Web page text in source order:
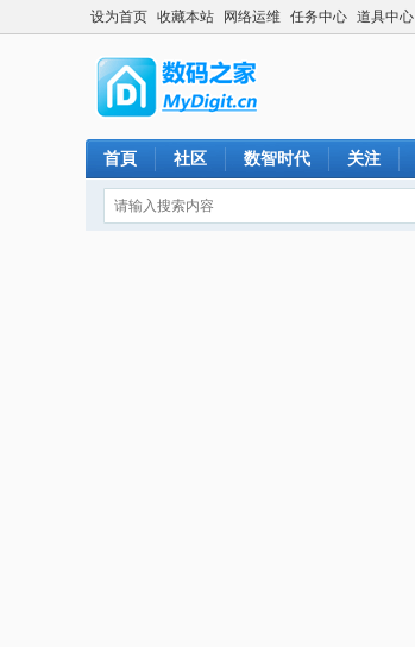
设为首页 收藏本站 网络运维 任务中心 道具中心
首頁 社区 数智时代 关注